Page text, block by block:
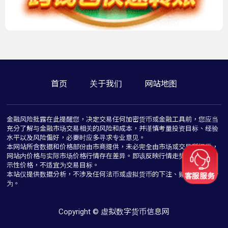
首页 关于我们 网站地图
金融风险批露在此提醒您，决定交易任何加密货币或金融工具前，您应当
充分了解与金融市场交易相关的风险和成本，并谨慎考量投资目标、经验
水平以及风险偏好，必要时应多寻求专业意见。
本网站所含数据和价格部份由市商提供，未必完全由市场或交易所提供，
网站内价格与实际市场价格行情存在差异。即该反映行情走势价格仅为指
示性价格，不适宜为交易目标。
本站仅提供数据分析，不涉及任何法币或虚拟货币的下注、赌博与推介行
为。
Copyright © 虚拟数字货币信息网